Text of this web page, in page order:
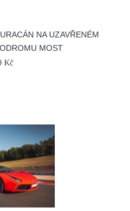
NA UZAVŘENÉM
MOST
Kč